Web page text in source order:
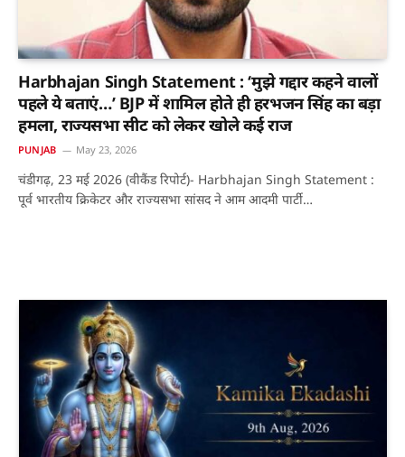
Harbhajan Singh Statement : ‘मुझे गद्दार कहने वालों
पहले ये बताएं…’ BJP में शामिल होते ही हरभजन सिंह का बड़ा
हमला, राज्यसभा सीट को लेकर खोले कई राज
PUNJAB May 23, 2026
चंडीगढ़, 23 मई 2026 (वीकैंड रिपोर्ट)- Harbhajan Singh Statement :
पूर्व भारतीय क्रिकेटर और राज्यसभा सांसद ने आम आदमी पार्टी…